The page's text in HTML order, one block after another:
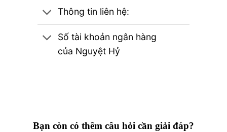
Thông tin liên hệ:
Số tài khoản ngân hàng
của Nguyệt Hỷ
Bạn còn có thêm câu hỏi cần giải đáp?